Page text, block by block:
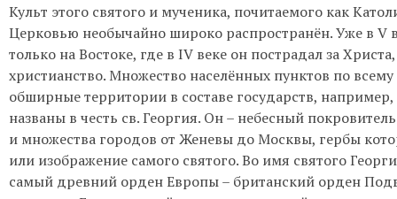
Культ этого святого и мученика, почитаемого как
Церковью необычайно широко распространён. Уже в V
только на Востоке, где в IV веке он пострадал за
христианство. Множество населённых пунктов по
обширные территории в составе государств,
названы в честь св. Георгия. Он – небесный
и множества городов от Женевы до Москвы, гербы
или изображение самого святого. Во имя святого
самый древний орден Европы – британский орден